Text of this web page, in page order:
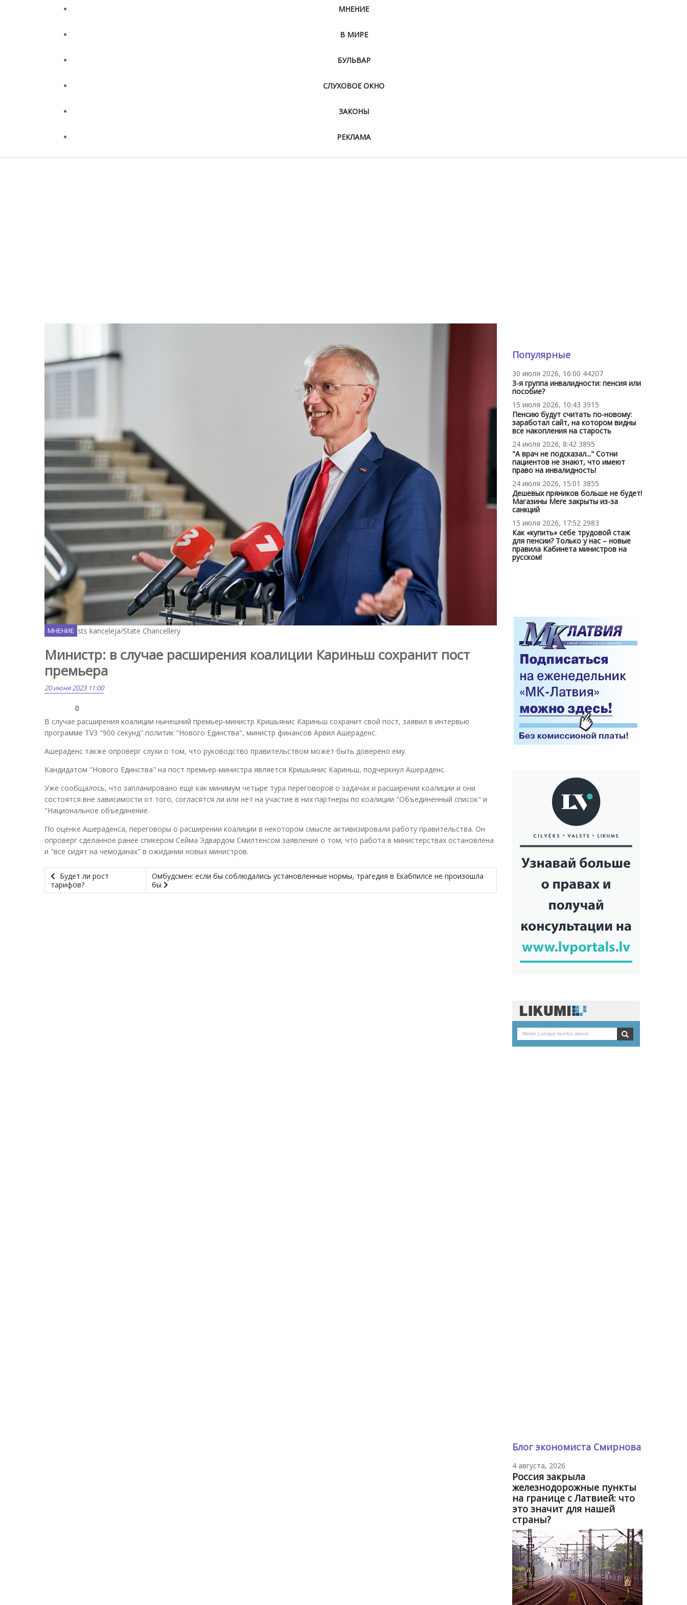
МНЕНИЕ
В МИРЕ
БУЛЬВАР
СЛУХОВОЕ ОКНО
ЗАКОНЫ
РЕКЛАМА
Flickr / Valsts kanceleja/State Chancellery
МНЕНИЕ
Министр: в случае расширения коалиции Кариньш сохранит пост
премьера
20 июня 2023 11:00
0
В случае расширения коалиции нынешний премьер-министр Кришьянис Кариньш сохранит свой пост, заявил в интервью
программе TV3 "900 секунд" политик "Нового Единства", министр финансов Арвил Ашераденс.
Ашераденс также опроверг слухи о том, что руководство правительством может быть доверено ему.
Кандидатом "Нового Единства" на пост премьер-министра является Кришьянис Кариньш, подчеркнул Ашераденс.
Уже сообщалось, что запланировано еще как минимум четыре тура переговоров о задачах и расширении коалиции и они
состоятся вне зависимости от того, согласятся ли или нет на участие в них партнеры по коалиции "Объединенный список" и
"Национальное объединение.
По оценке Ашераденса, переговоры о расширении коалиции в некотором смысле активизировали работу правительства. Он
опроверг сделанное ранее спикером Сейма Эдвардом Смилтенсом заявление о том, что работа в министерствах остановлена
и "все сидят на чемоданах" в ожидании новых министров.
Будет ли рост
тарифов?
Омбудсмен: если бы соблюдались установленные нормы, трагедия в Екабпилсе не произошла
бы
Популярные
30 июля 2026, 16:00 44207
3-я группа инвалидности: пенсия или
пособие?
15 июля 2026, 10:43 3915
Пенсию будут считать по-новому:
заработал сайт, на котором видны
все накопления на старость
24 июля 2026, 8:42 3895
"А врач не подсказал..." Сотни
пациентов не знают, что имеют
право на инвалидность!
24 июля 2026, 15:01 3855
Дешевых пряников больше не будет!
Магазины Mere закрыты из-за
санкций
15 июля 2026, 17:52 2983
Как «купить» себе трудовой стаж
для пенсии? Только у нас – новые
правила Кабинета министров на
русском!
Блог экономиста Смирнова
4 августа, 2026
Россия закрыла
железнодорожные пункты
на границе с Латвией: что
это значит для нашей
страны?